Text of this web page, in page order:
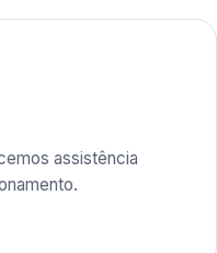
assistência